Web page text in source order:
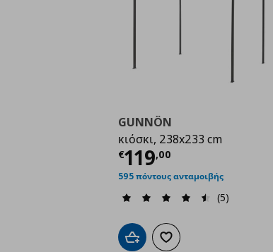
GUNNÖN
κιόσκι, 238x233 cm
€119,00
Τρέχουσα τιμή
595 πόντους ανταμοιβής
(5)
Προσθήκη στο καλάθι
Προσθήκη στα αγαπημένα